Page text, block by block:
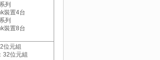
列
裝置4台
列
裝置8台
位元組
32位元組